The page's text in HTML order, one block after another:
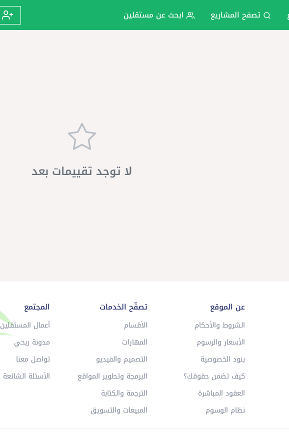
تصفح المشاريع ابحث عن مستقلين
لا توجد تقييمات بعد
عن الموقع
الشروط والأحكام
الأسعار والرسوم
بنود الخصوصية
كيف تضمن حقوقك؟
العقود المباشرة
نظام الوسوم
تصفّح الخدمات
الأقسام
المهارات
التصميم والفيديو
البرمجة وتطوير المواقع
الترجمة والكتابة
المبيعات والتسويق
المجتمع
أعمال المستقلين
مدونة ربحي
تواصل معنا
الآسئلة الشائعة